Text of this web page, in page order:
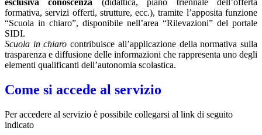
esclusiva conoscenza (didattica, piano triennale dell’offerta
formativa, servizi offerti, strutture, ecc.), tramite l’apposita funzione
“Scuola in chiaro”, disponibile nell’area “Rilevazioni” del portale
SIDI.
Scuola in chiaro contribuisce all’applicazione della normativa sulla
trasparenza e diffusione delle informazioni che rappresenta uno degli
elementi qualificanti dell’autonomia scolastica.
Come si accede al servizio
Per accedere al servizio è possibile collegarsi al link di seguito
indicato